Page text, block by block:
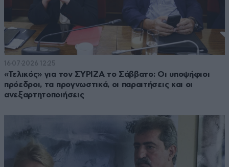
16·07·2026 12:25
«Τελικός» για τον ΣΥΡΙΖΑ το Σάββατο: Οι υποψήφιοι
πρόεδροι, τα προγνωστικά, οι παραιτήσεις και οι
ανεξαρτητοποιήσεις